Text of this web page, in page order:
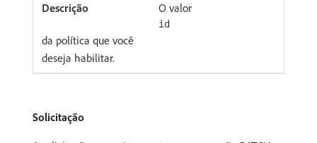
O valor
id
da política que você
deseja habilitar.
Solicitação